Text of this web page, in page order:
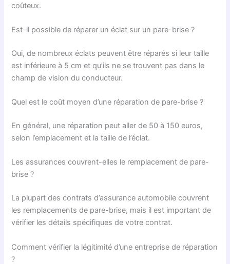
coûteux.
Est-il possible de réparer un éclat sur un pare-brise ?
Oui, de nombreux éclats peuvent être réparés si leur taille
est inférieure à 5 cm et qu’ils ne se trouvent pas dans le
champ de vision du conducteur.
Quel est le coût moyen d’une réparation de pare-brise ?
En général, une réparation peut aller de 50 à 150 euros,
selon l’emplacement et la taille de l’éclat.
Les assurances couvrent-elles le remplacement de pare-
brise ?
La plupart des contrats d’assurance automobile couvrent
les remplacements de pare-brise, mais il est important de
vérifier les détails spécifiques de votre contrat.
Comment vérifier la légitimité d’une entreprise de réparation
?